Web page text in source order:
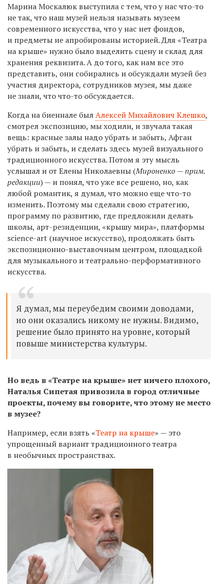
Марина Москалюк выступила с тем, что у нас что-то
не так, что наш музей нельзя называть музеем
современного искусства, что у нас нет фондов,
и предметы не апробированы историей. Для «Театра
на крыше» нужно было выделить сцену и склад для
хранения реквизита. А до того, как нам все это
представить, они собирались и обсуждали музей без
участия директора, сотрудников музея, мы даже
не знали, что что-то обсуждается.
Когда на биеннале былАлексей Михайлович Клешко,
смотрел экспозицию, мы ходили, и звучала такая
вещь: красные залы надо убрать и забыть, Афган
убрать и забыть, и сделать здесь музей визуального
традиционного искусства. Потом я эту мысль
услышал и от Елены Николаевны (Мироненко — прим.
редакции) — и понял, что уже все решено, но, как
любой романтик, я думал, что можно еще что-то
изменить. Поэтому мы сделали свою стратегию,
программу по развитию, где предложили делать
школы, арт-резиденции, «крышу мира», платформы
science-art (научное искусство), продолжать быть
экспозиционно-выставочным центром, площадкой
для музыкального и театрально-перформативного
искусства.
Я думал, мы переубедим своими доводами,
но они оказались никому не нужны. Видимо,
решение было принято на уровне, который
повыше министерства культуры.
Но ведь в «Театре на крыше» нет ничего плохого,
Наталья Сипетая привозила в город отличные
проекты, почему вы говорите, что этому не место
в музее?
Например, если взять «Театр на крыше» — это
упрощенный вариант традиционного театра
в необычных пространствах.